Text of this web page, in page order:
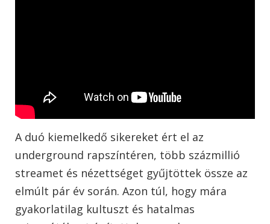
A duó kiemelkedő sikereket ért el az
underground rapszíntéren, több százmillió
streamet és nézettséget gyűjtöttek össze az
elmúlt pár év során. Azon túl, hogy mára
gyakorlatilag kultuszt és hatalmas